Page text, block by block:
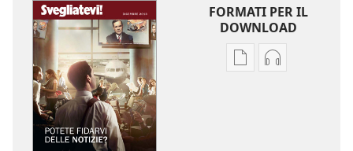
FORMATI PER IL
DOWNLOAD
OpzioniOpzioni